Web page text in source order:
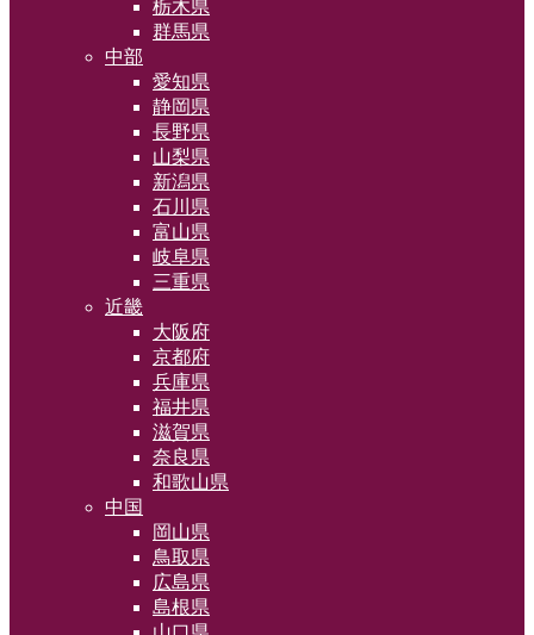
栃木県
群馬県
中部
愛知県
静岡県
長野県
山梨県
新潟県
石川県
富山県
岐阜県
三重県
近畿
大阪府
京都府
兵庫県
福井県
滋賀県
奈良県
和歌山県
中国
岡山県
鳥取県
広島県
島根県